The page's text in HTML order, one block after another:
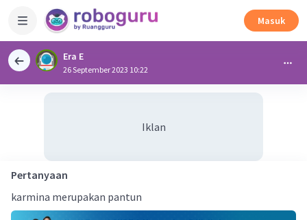
Masuk
Era E
26 September 2023 10:22
Iklan
Pertanyaan
karmina merupakan pantun